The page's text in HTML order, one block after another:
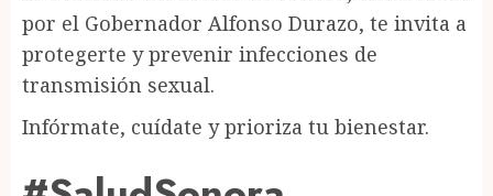
por el Gobernador Alfonso Durazo, te invita a
protegerte y prevenir infecciones de
transmisión sexual.
Infórmate, cuídate y prioriza tu bienestar.